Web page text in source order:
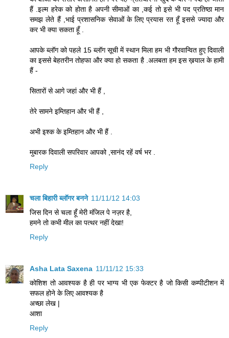
हैं .इल्म हरेक को होता है अपनी सीमाओं का ,कई तो इसे भी पद प्रतिष्ठा मान
समझ लेते हैं ,भाई प्रशासनिक सेवाओं के लिए प्रयास रत हूँ इससे ज्यादा और
कर भी क्या सकता हूँ .
आपके ब्लॉग को पहले 15 ब्लॉग सूची में स्थान मिला हम भी गौरवान्वित हुए दिवाली
का इससे बेहतरीन तोहफा और क्या हो सकता है .अलबता हम इस ख़याल के हामी
हैं -
सितारों से आगे जहां और भी हैं ,
तेरे सामने इम्तिहान और भी हैं ,
अभी इश्क के इम्तिहान और भी हैं .
मुबारक दिवाली सपरिवार आपको ,सानंद रहें वर्ष भर .
Reply
चला बिहारी ब्लॉगर बनने 11/11/12 14:03
जिस दिन से चला हूँ मेरी मंजिल पे नज़र है,
हमने तो कभी मील का पत्थर नहीं देखा!
Reply
Asha Lata Saxena 11/11/12 15:33
कोशिश तो आवश्यक है ही पर भाग्य भी एक फेक्टर है जो किसी कम्पीटीशन में
सफल होने के लिए आवश्यक है
अच्छा लेख |
आशा
Reply